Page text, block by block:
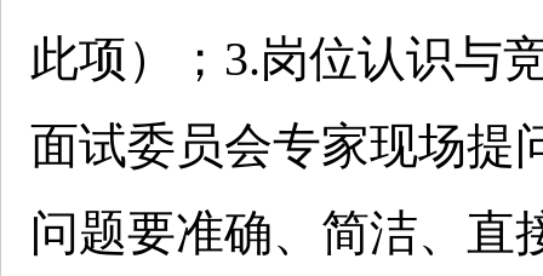
此项）；3.岗位认识与
面试委员会专家现场提
问题要准确、简洁、直